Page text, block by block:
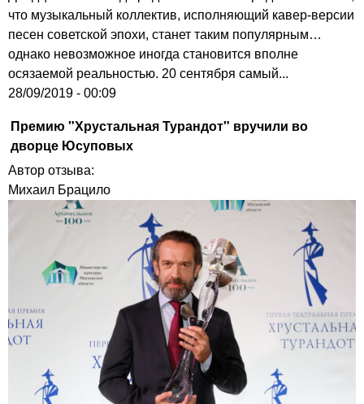
что музыкальный коллектив, исполняющий кавер-версии
песен советской эпохи, станет таким популярным…
однако невозможное иногда становится вполне
осязаемой реальностью. 20 сентября самый...
28/09/2019 - 00:09
Премию "Хрустальная Турандот" вручили во
дворце Юсуповых
Автор отзыва:
Михаил Брацило